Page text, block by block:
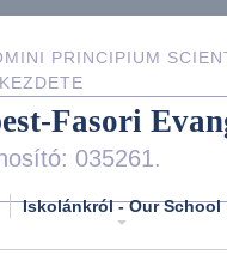
PRINCIPIUM
Fasori
035261.
Iskolánkról - Our School